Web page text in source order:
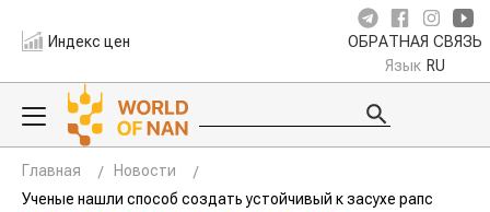
Индекс цен ОБРАТНАЯ СВЯЗЬ
Язык RU
Главная
Новости
Ученые нашли способ создать устойчивый к засухе рапс